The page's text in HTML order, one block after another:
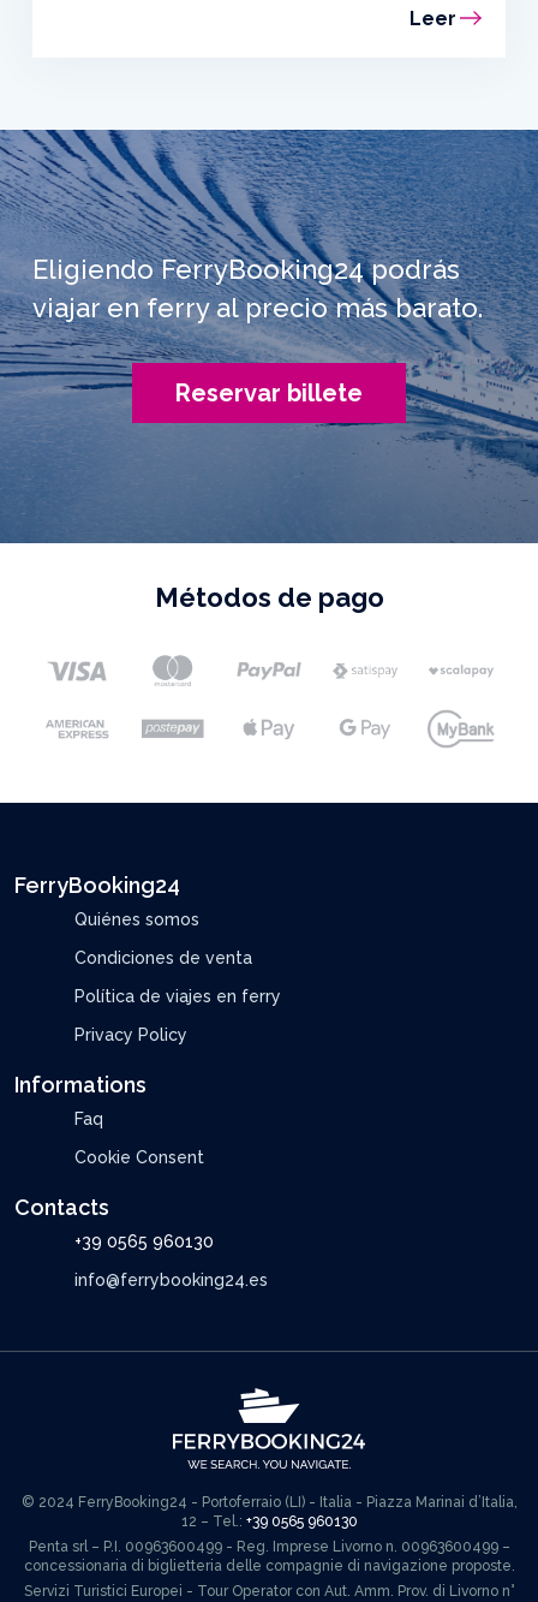
Leer
Eligiendo FerryBooking24 podrás
viajar en ferry al precio más barato.
Reservar billete
Métodos de pago
FerryBooking24
Quiénes somos
Condiciones de venta
Política de viajes en ferry
Privacy Policy
Informations
Faq
Cookie Consent
Contacts
+39 0565 960130
info@ferrybooking24.es
© 2024 FerryBooking24 - Portoferraio (LI) - Italia - Piazza Marinai d’Italia,
12 – Tel.: +39 0565 960130
Penta srl – P.I. 00963600499 - Reg. Imprese Livorno n. 00963600499 –
concessionaria di biglietteria delle compagnie di navigazione proposte.
Servizi Turistici Europei - Tour Operator con Aut. Amm. Prov. di Livorno n°